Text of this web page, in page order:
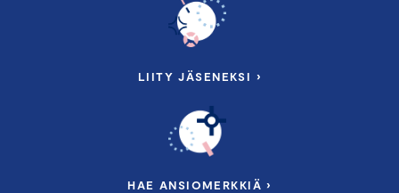
LIITY JÄSENEKSI ›
HAE ANSIOMERKKIÄ ›